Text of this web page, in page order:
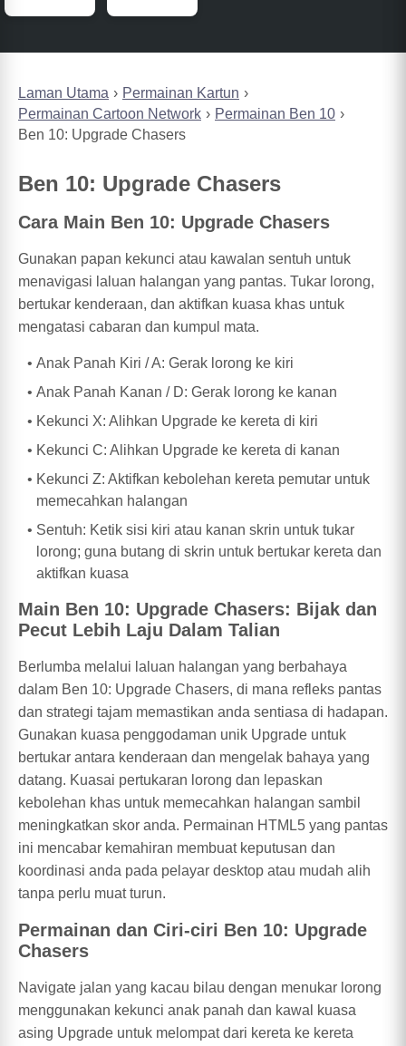
Laman Utama
Permainan Kartun
Permainan Cartoon Network
Permainan Ben 10
Ben 10: Upgrade Chasers
Ben 10: Upgrade Chasers
Cara Main Ben 10: Upgrade Chasers
Gunakan papan kekunci atau kawalan sentuh untuk
menavigasi laluan halangan yang pantas. Tukar lorong,
bertukar kenderaan, dan aktifkan kuasa khas untuk
mengatasi cabaran dan kumpul mata.
Anak Panah Kiri / A: Gerak lorong ke kiri
Anak Panah Kanan / D: Gerak lorong ke kanan
Kekunci X: Alihkan Upgrade ke kereta di kiri
Kekunci C: Alihkan Upgrade ke kereta di kanan
Kekunci Z: Aktifkan kebolehan kereta pemutar untuk
memecahkan halangan
Sentuh: Ketik sisi kiri atau kanan skrin untuk tukar
lorong; guna butang di skrin untuk bertukar kereta dan
aktifkan kuasa
Main Ben 10: Upgrade Chasers: Bijak dan
Pecut Lebih Laju Dalam Talian
Berlumba melalui laluan halangan yang berbahaya
dalam Ben 10: Upgrade Chasers, di mana refleks pantas
dan strategi tajam memastikan anda sentiasa di hadapan.
Gunakan kuasa penggodaman unik Upgrade untuk
bertukar antara kenderaan dan mengelak bahaya yang
datang. Kuasai pertukaran lorong dan lepaskan
kebolehan khas untuk memecahkan halangan sambil
meningkatkan skor anda. Permainan HTML5 yang pantas
ini mencabar kemahiran membuat keputusan dan
koordinasi anda pada pelayar desktop atau mudah alih
tanpa perlu muat turun.
Permainan dan Ciri-ciri Ben 10: Upgrade
Chasers
Navigate jalan yang kacau bilau dengan menukar lorong
menggunakan kekunci anak panah dan kawal kuasa
asing Upgrade untuk melompat dari kereta ke kereta